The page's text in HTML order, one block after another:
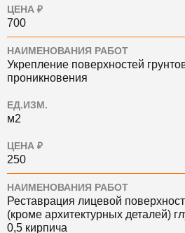
ЦЕНА ₽
700
НАИМЕНОВАНИЯ РАБОТ
Укрепление поверхностей
проникновения
ЕД.ИЗМ.
м2
ЦЕНА ₽
250
НАИМЕНОВАНИЯ РАБОТ
Реставрация лицевой
(кроме архитектурных деталей)
0,5 кирпича